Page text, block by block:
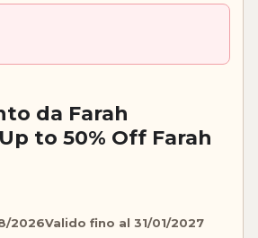
da Farah
to 50% Off Farah
2026Valido fino al 31/01/2027